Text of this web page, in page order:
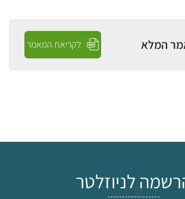
המלא לקריאת המאמר
לניוזלטר